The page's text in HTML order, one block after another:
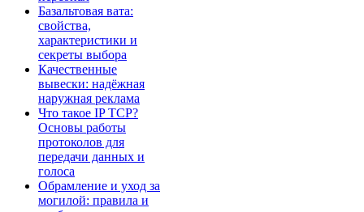
Базальтовая вата:
свойства,
характеристики и
секреты выбора
Качественные
вывески: надёжная
наружная реклама
Что такое IP TCP?
Основы работы
протоколов для
передачи данных и
голоса
Обрамление и уход за
могилой: правила и